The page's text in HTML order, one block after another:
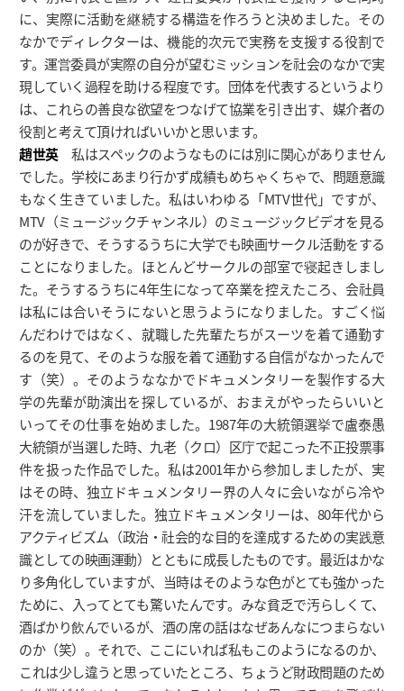
に、実際に活動を継続する構造を作ろうと決めました。その
なかでディレクターは、機能的次元で実務を支援する役割で
す。運営委員が実際の自分が望むミッションを社会のなかで実
現していく過程を助ける程度です。団体を代表するというより
は、これらの善良な欲望をつなげて協業を引き出す、媒介者の
役割と考えて頂ければいいかと思います。
趙世英私はスペックのようなものには別に関心がありません
でした。学校にあまり行かず成績もめちゃくちゃで、問題意識
もなく生きていました。私はいわゆる「MTV世代」ですが、
MTV（ミュージックチャンネル）のミュージックビデオを見る
のが好きで、そうするうちに大学でも映画サークル活動をする
ことになりました。ほとんどサークルの部室で寝起きしまし
た。そうするうちに4年生になって卒業を控えたころ、会社員
は私には合いそうにないと思うようになりました。すごく悩
んだわけではなく、就職した先輩たちがスーツを着て通勤す
るのを見て、そのような服を着て通勤する自信がなかったんで
す（笑）。そのようななかでドキュメンタリーを製作する大
学の先輩が助演出を探しているが、おまえがやったらいいと
いってその仕事を始めました。1987年の大統領選挙で盧泰愚
大統領が当選した時、九老（クロ）区庁で起こった不正投票事
件を扱った作品でした。私は2001年から参加しましたが、実
はその時、独立ドキュメンタリー界の人々に会いながら冷や
汗を流していました。独立ドキュメンタリーは、80年代から
アクティビズム（政治・社会的な目的を達成するための実践意
識としての映画運動）とともに成長したものです。最近はかな
り多角化していますが、当時はそのような色がとても強かった
ために、入ってとても驚いたんです。みな貧乏で汚らしくて、
酒ばかり飲んでいるが、酒の席の話はなぜあんなにつまらない
のか（笑）。それで、ここにいれば私もこのようになるのか、
これは少し違うと思っていたところ、ちょうど財政問題のため